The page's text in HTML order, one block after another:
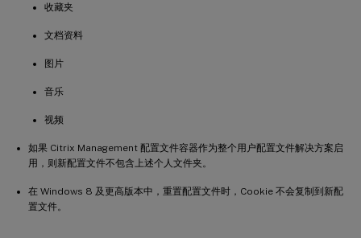
收藏夹
文档资料
图片
音乐
视频
如果 Citrix Management 配置文件容器作为整个用户配置文件解决方案启
用，则新配置文件不包含上述个人文件夹。
在 Windows 8 及更高版本中，重置配置文件时，Cookie 不会复制到新配
置文件。